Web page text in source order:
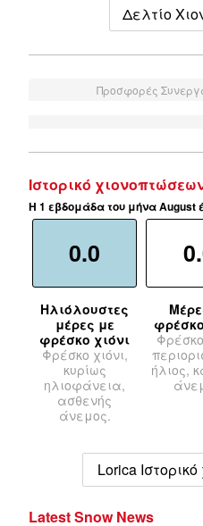
Δελτίο
Προσφορές
Ιστορικό
Η 1 εβδομάδα του μήνα August
0.0
Ηλιόλουστες
μέρες με
φρέσκο χιόνι
Φρέσκο χιόνι,
κυρίως
ηλιοφάνεια,
ασθενής
άνεμος.
ήλιος,
Lorica